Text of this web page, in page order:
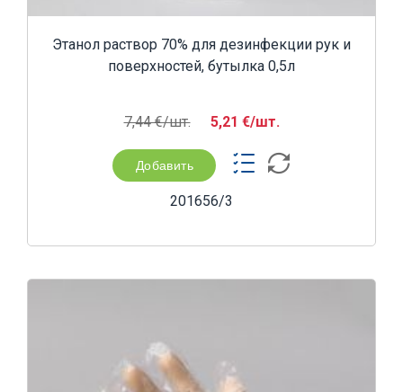
Этанол раствор 70% для дезинфекции рук и
поверхностей, бутылка 0,5л
7,44 €/шт. 5,21 €/шт.
Добавить
201656/3